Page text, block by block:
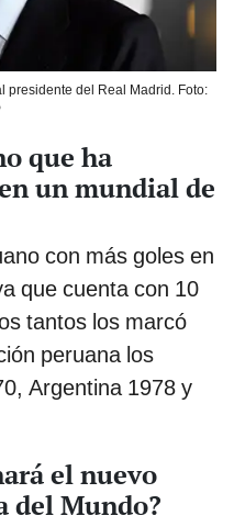
presidente del Real Madrid. Foto:
que ha
un mundial de
con más goles en
que cuenta con 10
tantos los marcó
peruana los
Argentina 1978 y
el nuevo
del Mundo?